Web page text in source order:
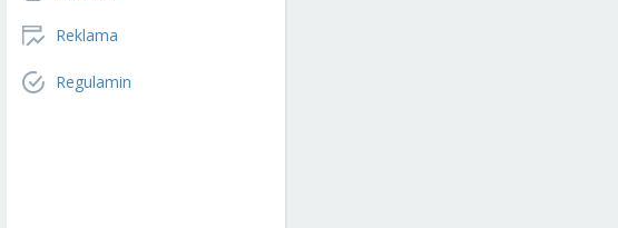
Reklama
Regulamin